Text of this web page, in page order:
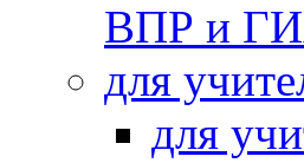
ВПР и
для
для